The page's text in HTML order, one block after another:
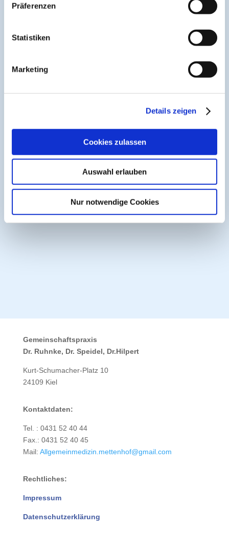
Präferenzen
Statistiken
Marketing
Details zeigen
Cookies zulassen
Auswahl erlauben
Nur notwendige Cookies
Facharztweiterbildung an der Klinik für Innere
Facharztweiterbildung an der Klinik für Unfallchirurgie
Seit 2004 Weiterbildungsbefugnis für die
Facharztausbildung Allgemeinmedizin
Seit 2004 Vorstand des Kieler Ärztevereins
Gemeinschaftspraxis
Dr. Ruhnke, Dr. Speidel, Dr.Hilpert
Kurt-Schumacher-Platz 10
24109 Kiel
Kontaktdaten:
Tel. : 0431 52 40 44
Fax.: 0431 52 40 45
Mail: Allgemeinmedizin.mettenhof@gmail.com
Rechtliches:
Impressum
Datenschutzerklärung